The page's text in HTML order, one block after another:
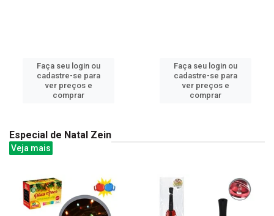
Faça seu login ou
cadastre-se para
ver preços e
comprar
Faça seu login ou
cadastre-se para
ver preços e
comprar
Especial de Natal Zein
Veja mais